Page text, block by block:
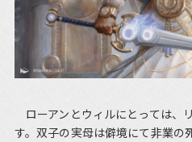
ローアンとウィルにとっては、
す。双子の実母は僻境にて非業の